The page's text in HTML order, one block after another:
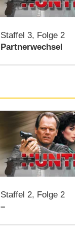
Staffel 3, Folge 2
Partnerwechsel
Bild:
Staffel 2, Folge 2
–